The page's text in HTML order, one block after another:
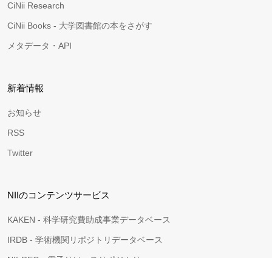
CiNii Research
CiNii Books - 大学図書館の本をさがす
メタデータ・API
新着情報
お知らせ
RSS
Twitter
NIIのコンテンツサービス
KAKEN - 科学研究費助成事業データベース
IRDB - 学術機関リポジトリデータベース